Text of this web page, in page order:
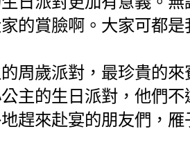
的賞臉啊。大家可都
周歲派對，最珍貴的
主的生日派對，他們
趕來赴宴的朋友們，